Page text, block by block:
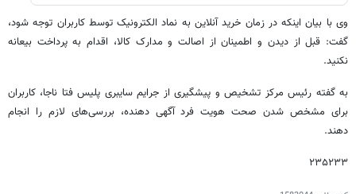
وی با بیان اینکه در زمان خرید آنلاین به نماد الکترونیک توسط کاربران توجه شود،
گفت: قبل از دیدن و اطمینان از اصالت و مدارک کالا، اقدام به پرداخت بیعانه
نکنید.
به گفته رئیس مرکز تشخیص و پیشگیری از جرایم سایبری پلیس فتا ناجا، کاربران
برای مشخص شدن صحت هویت فرد آگهی دهنده، بررسی‌های لازم را انجام
دهند.
۲۳۵۲۳۳